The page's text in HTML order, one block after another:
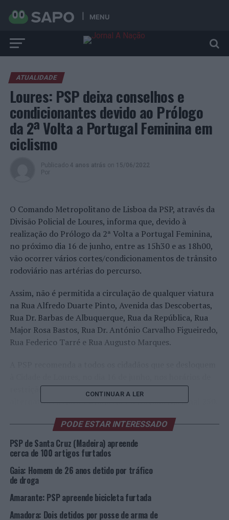
MENU
ATUALIDADE
Loures: PSP deixa conselhos e
condicionantes devido ao Prólogo
da 2ª Volta a Portugal Feminina em
ciclismo
Publicado 4 anos atrás on 15/06/2022
Por
O Comando Metropolitano de Lisboa da PSP, através da
Divisão Policial de Loures, informa que, devido à
realização do Prólogo da 2ª Volta a Portugal Feminina,
no próximo dia 16 de junho, entre as 15h30 e as 18h00,
vão ocorrer vários cortes/condicionamentos de trânsito
rodoviário nas artérias do percurso.
Assim, não é permitida a circulação de qualquer viatura
na Rua Alfredo Duarte Pinto, Avenida das Descobertas,
Rua Dr. Barbas de Albuquerque, Rua da República, Rua
Major Rosa Bastos, Rua Dr. António Carvalho Figueiredo,
Rua Federico Tarré e Rua Augusto Marques.
restrição à circulação, que utilizem como vias
alternativas a Auto estrada A8 e a Estrada Nacional 250.
A PSP apela a todos os cidadãos:
. Se pretender fazer uso da sua viatura entre 15h30 e as
18h30 do dia 16 de junho, não deve parqueá-la nas
artérias integradas no percurso, nem nas áreas
diretamente adjacentes;
. Assista à prova nos locais indicados, afastados da
CONTINUAR A LER
PODE ESTAR INTERESSADO
PSP de Santa Cruz (Madeira) apreende
cerca de 100 artigos furtados
Gaia: Homem de 26 anos detido por tráfico
de droga
Amarante: PSP apreende bicicleta furtada
Amadora: Dois detidos por posse de arma de